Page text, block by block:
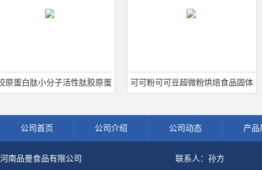
白肽小分子活性肽胶原蛋 可可粉可可豆超微粉烘焙食品固体 宁
公司首页 公司介绍 公司动态 产品
河南品曼食品有限公司 联系人：孙方